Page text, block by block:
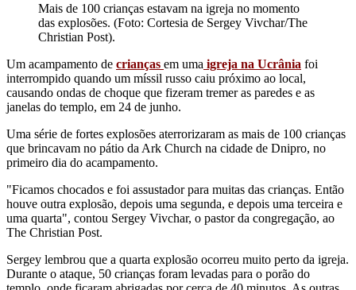
Mais de 100 crianças estavam na igreja no momento
das explosões. (Foto: Cortesia de Sergey Vivchar/The
Christian Post).
Um acampamento de crianças em uma igreja na Ucrânia foi
interrompido quando um míssil russo caiu próximo ao local,
causando ondas de choque que fizeram tremer as paredes e as
janelas do templo, em 24 de junho.
Uma série de fortes explosões aterrorizaram as mais de 100 crianças
que brincavam no pátio da Ark Church na cidade de Dnipro, no
primeiro dia do acampamento.
"Ficamos chocados e foi assustador para muitas das crianças. Então
houve outra explosão, depois uma segunda, e depois uma terceira e
uma quarta", contou Sergey Vivchar, o pastor da congregação, ao
The Christian Post.
Sergey lembrou que a quarta explosão ocorreu muito perto da igreja.
Durante o ataque, 50 crianças foram levadas para o porão do